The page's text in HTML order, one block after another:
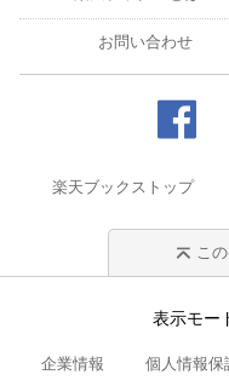
お問い合わせ
楽天ブックストップ
こ
表示モー
企業情報 個人情報保